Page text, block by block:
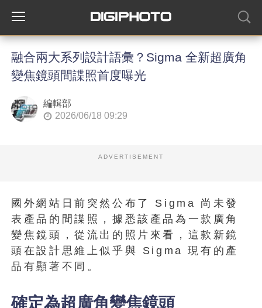
融合兩大系列設計語彙？Sigma 全新超廣角
變焦鏡頭間諜照首度曝光
編輯部
2026/06/18 09:29
ADVERTISEMENT
國外網站日前突然公布了 Sigma 尚未發
表產品的間諜照，據悉該產品為一款廣角
變焦鏡頭，從流出的照片來看，這款新鏡
頭在設計思維上似乎與 Sigma 現有的產
品有顯著不同。
確定為超廣角變焦鏡頭